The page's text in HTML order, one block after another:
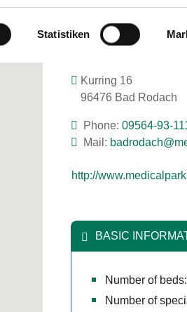
Statistiken
Kurring 16
96476 Bad Rodach
Phone: 09564-93-
Mail:
http://
BASIC
Number of
Number of